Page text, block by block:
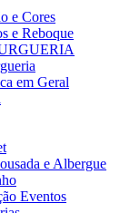
e Cores
e Reboque
em Geral
e Albergue
Eventos